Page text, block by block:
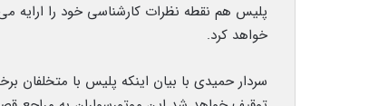
پلیس هم نقطه نظرات کارشناسی خود را ارایه
خواهد کرد.
سردار حمیدی با بیان اینکه پلیس با متخلفان